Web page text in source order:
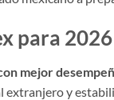
para 2026
mejor
y